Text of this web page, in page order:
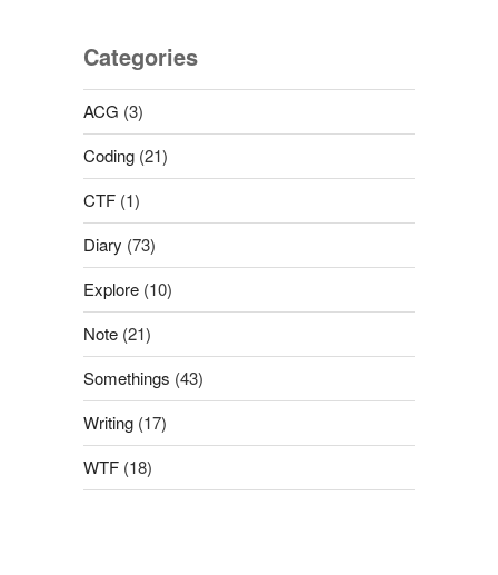
Categories
ACG (3)
Coding(21)
CTF(1)
Diary (73)
Explore(10)
Note(21)
Somethings (43)
Writing(17)
WTF(18)